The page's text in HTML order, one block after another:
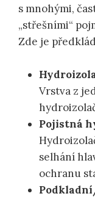
s mnohými,
„střešními“
Zde je
Vrstva z
Pojistná
selhání
ochranu